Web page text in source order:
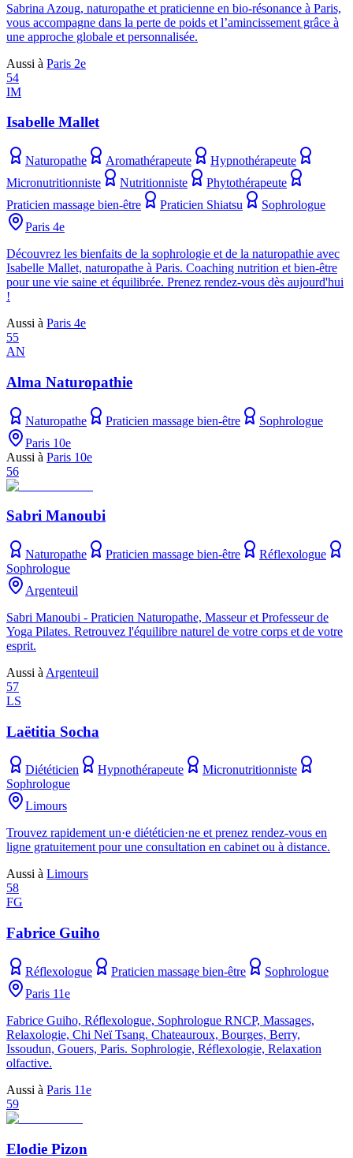
Sabrina Azoug, naturopathe et praticienne en bio-résonance à Paris,
vous accompagne dans la perte de poids et l’amincissement grâce à
une approche globale et personnalisée.
Aussi à Paris 2e
54
IM
Isabelle Mallet
Naturopathe Aromathérapeute
Hypnothérapeute
Micronutritionniste
Nutritionniste
Phytothérapeute
Praticien massage bien-être
Praticien Shiatsu
Sophrologue
Paris 4e
Découvrez les bienfaits de la sophrologie et de la naturopathie avec
Isabelle Mallet, naturopathe à Paris. Coaching nutrition et bien-être
pour une vie saine et équilibrée. Prenez rendez-vous dès aujourd'hui
!
Aussi à Paris 4e
55
AN
Alma Naturopathie
Naturopathe Praticien massage bien-être
Sophrologue
Paris 10e
Aussi à Paris 10e
56
Sabri Manoubi
Naturopathe Praticien massage bien-être
Réflexologue
Sophrologue
Argenteuil
Sabri Manoubi - Praticien Naturopathe, Masseur et Professeur de
Yoga Pilates. Retrouvez l'équilibre naturel de votre corps et de votre
esprit.
Aussi à Argenteuil
57
LS
Laëtitia Socha
Diététicien Hypnothérapeute
Micronutritionniste
Sophrologue
Limours
Trouvez rapidement un·e diététicien·ne et prenez rendez-vous en
ligne gratuitement pour une consultation en cabinet ou à distance.
Aussi à Limours
58
FG
Fabrice Guiho
Réflexologue Praticien massage bien-être
Sophrologue
Paris 11e
Fabrice Guiho, Réflexologue, Sophrologue RNCP, Massages,
Relaxologie, Chi Neï Tsang. Chateauroux, Bourges, Berry,
Issoudun, Gouers, Paris. Sophrologie, Réflexologie, Relaxation
olfactive.
Aussi à Paris 11e
59
Elodie Pizon